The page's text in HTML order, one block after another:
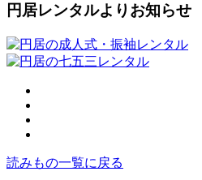
円居レンタルよりお知らせ
読みもの一覧に戻る